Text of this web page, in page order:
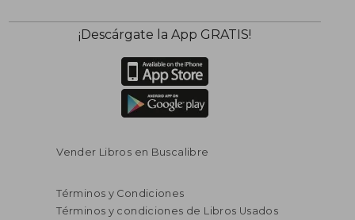
¡Descárgate la App GRATIS!
Vender Libros en Buscalibre
Términos y Condiciones
Términos y condiciones de Libros Usados